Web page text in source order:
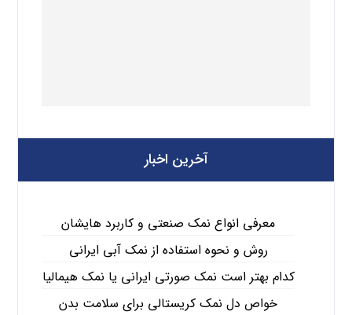
آخرین اخبار
معرفی انواع نمک صنعتی و کاربرد هایشان
روش و نحوه استفاده از نمک آبی ایرانی
کدام بهتر است نمک صورتی ایرانی یا نمک هیمالیا
خواص دل نمک کریستالی برای سلامت بدن